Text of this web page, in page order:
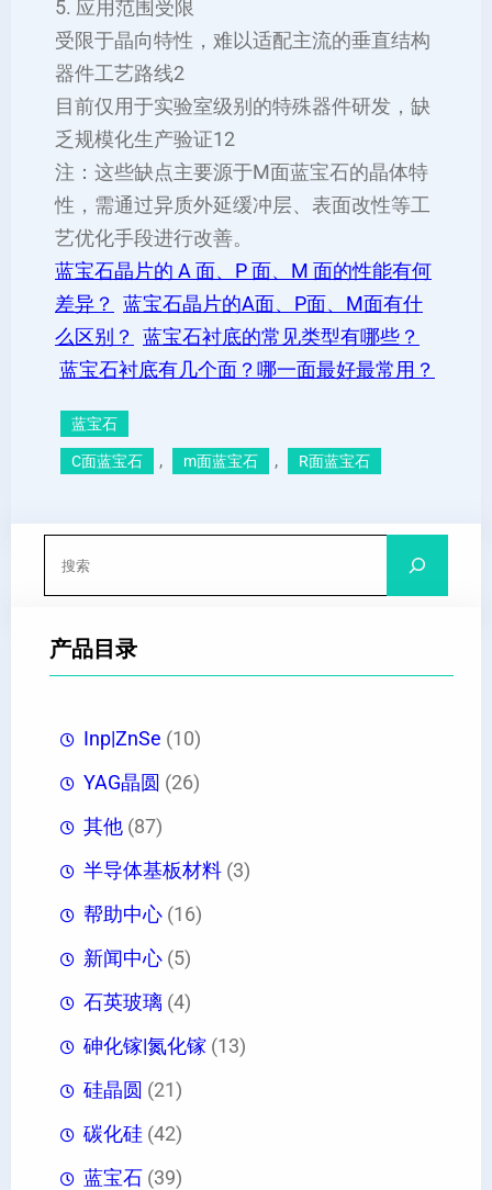
5. ‌应用范围受限‌
受限于晶向特性，难以适配主流的垂直结构
器件工艺路线‌2
目前仅用于实验室级别的特殊器件研发，缺
乏规模化生产验证‌12
‌注‌：这些缺点主要源于M面蓝宝石的晶体特
性，需通过异质外延缓冲层、表面改性等工
艺优化手段进行改善。
蓝宝石晶片的 A 面、P 面、M 面的性能有何
差异？
蓝宝石晶片的A面、P面、M面有什
么区别？
蓝宝石衬底的常见类型有哪些？
蓝宝石衬底有几个面？哪一面最好最常用？
蓝宝石
C面蓝宝石 , m面蓝宝石 , R面蓝宝石
产品目录
Inp|ZnSe (10)
YAG晶圆 (26)
其他 (87)
半导体基板材料 (3)
帮助中心 (16)
新闻中心 (5)
石英玻璃 (4)
砷化镓|氮化镓 (13)
硅晶圆 (21)
碳化硅 (42)
蓝宝石 (39)